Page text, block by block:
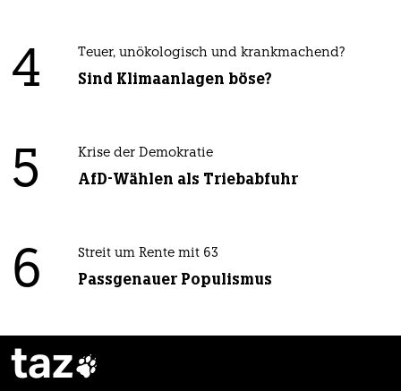
4 Teuer, unökologisch und krankmachend?
Sind Klimaanlagen böse?
5 Krise der Demokratie
AfD-Wählen als Triebabfuhr
6 Streit um Rente mit 63
Passgenauer Populismus
taz